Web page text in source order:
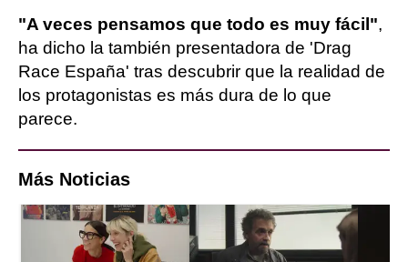
"A veces pensamos que todo es muy fácil",
ha dicho la también presentadora de 'Drag
Race España' tras descubrir que la realidad de
los protagonistas es más dura de lo que
parece.
Más Noticias